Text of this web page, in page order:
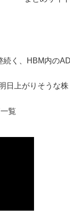
続く、HBM内の
日上がりそうな株
覧